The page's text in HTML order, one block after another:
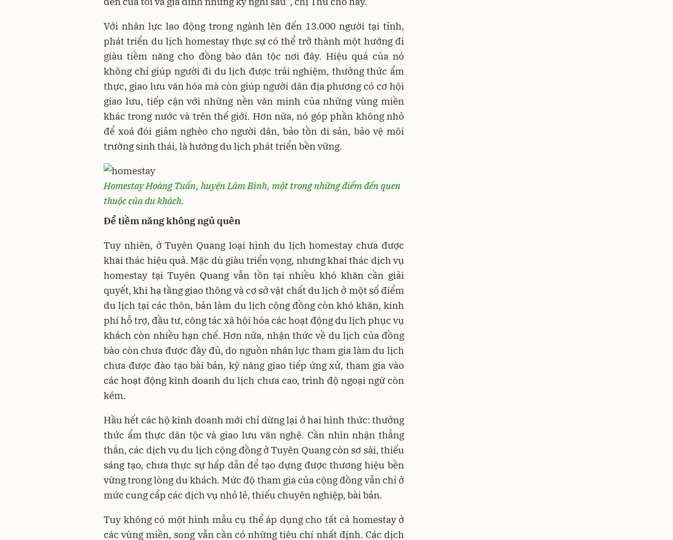
Với nhân lực lao động trong ngành lên đến 13.000 người tại tỉnh,
phát triển du lịch homestay thực sự có thể trở thành một hướng đi
giàu tiềm năng cho đồng bào dân tộc nơi đây. Hiệu quả của nó
không chỉ giúp người đi du lịch được trải nghiệm, thưởng thức ẩm
thực, giao lưu văn hóa mà còn giúp người dân địa phương có cơ hội
giao lưu, tiếp cận với những nền văn minh của những vùng miền
khác trong nước và trên thế giới. Hơn nữa, nó góp phần không nhỏ
để xoá đói giảm nghèo cho người dân, bảo tồn di sản, bảo vệ môi
trường sinh thái, là hướng du lịch phát triển bền vững.
Homestay Hoàng Tuấn, huyện Lâm Bình, một trong những điểm đến quen
thuộc của du khách.
Để tiềm năng không ngủ quên
Tuy nhiên, ở Tuyên Quang loại hình du lịch homestay chưa được
khai thác hiệu quả. Mặc dù giàu triển vọng, nhưng khai thác dịch vụ
homestay tại Tuyên Quang vẫn tồn tại nhiều khó khăn cần giải
quyết, khi hạ tầng giao thông và cơ sở vật chất du lịch ở một số điểm
du lịch tại các thôn, bản làm du lịch cộng đồng còn khó khăn, kinh
phí hỗ trợ, đầu tư, công tác xã hội hóa các hoạt động du lịch phục vụ
khách còn nhiều hạn chế. Hơn nữa, nhận thức về du lịch của đồng
bào còn chưa được đầy đủ, do nguồn nhân lực tham gia làm du lịch
chưa được đào tạo bài bản, kỹ năng giao tiếp ứng xử, tham gia vào
các hoạt động kinh doanh du lịch chưa cao, trình độ ngoại ngữ còn
kém.
Hầu hết các hộ kinh doanh mới chỉ dừng lại ở hai hình thức: thưởng
thức ẩm thực dân tộc và giao lưu văn nghệ. Cần nhìn nhận thẳng
thắn, các dịch vụ du lịch cộng đồng ở Tuyên Quang còn sơ sài, thiếu
sáng tạo, chưa thực sự hấp dẫn để tạo dựng được thương hiệu bền
vững trong lòng du khách. Mức độ tham gia của cộng đồng vẫn chỉ ở
mức cung cấp các dịch vụ nhỏ lẻ, thiếu chuyên nghiệp, bài bản.
Tuy không có một hình mẫu cụ thể áp dụng cho tất cả homestay ở
các vùng miền, song vẫn cần có những tiêu chí nhất định. Các dịch